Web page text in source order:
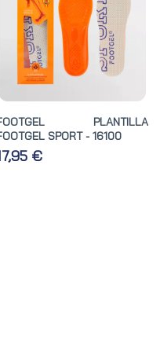
PLANTILLA
SPORT - 16100
€